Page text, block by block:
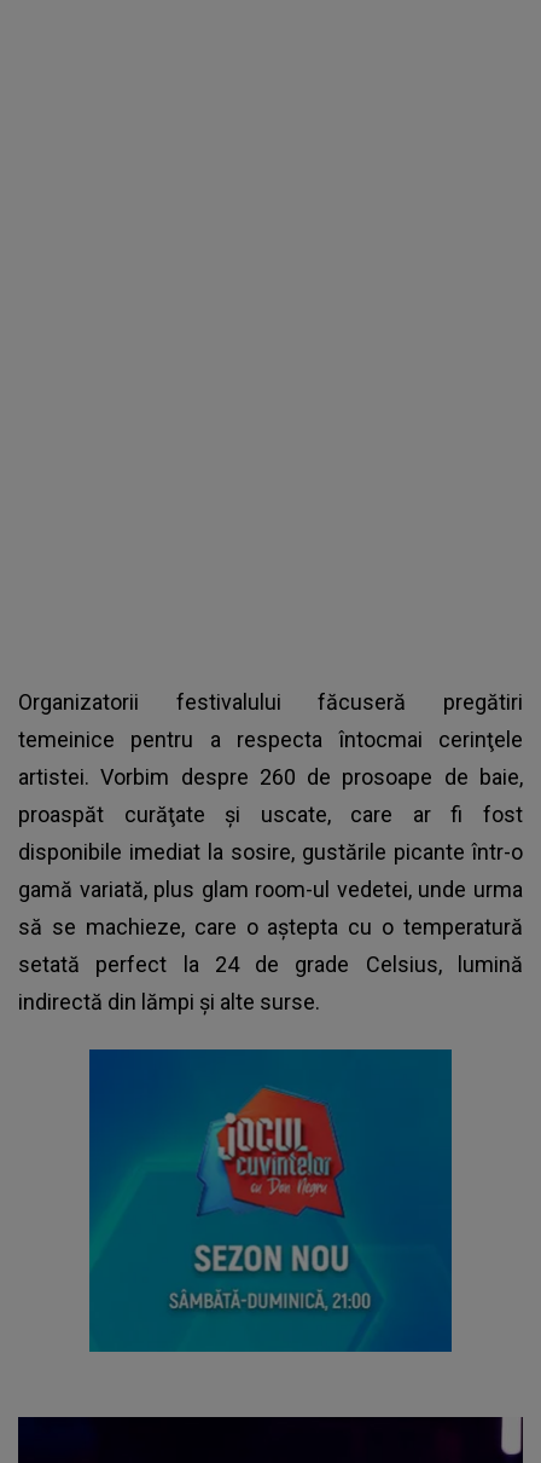
Organizatorii festivalului făcuseră pregătiri
temeinice pentru a respecta întocmai cerinţele
artistei. Vorbim despre 260 de prosoape de baie,
proaspăt curăţate şi uscate, care ar fi fost
disponibile imediat la sosire, gustările picante într-o
gamă variată, plus glam room-ul vedetei, unde urma
să se machieze, care o aştepta cu o temperatură
setată perfect la 24 de grade Celsius, lumină
indirectă din lămpi şi alte surse.